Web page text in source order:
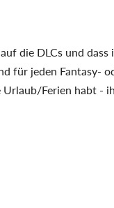
die DLCs und
für jeden Fantasy-
Ferien habt -